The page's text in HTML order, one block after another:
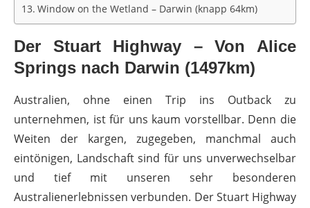
Window on the Wetland – Darwin (knapp 64km)
Der Stuart Highway – Von Alice
Springs nach Darwin (1497km)
Australien, ohne einen Trip ins Outback zu
unternehmen, ist für uns kaum vorstellbar. Denn die
Weiten der kargen, zugegeben, manchmal auch
eintönigen, Landschaft sind für uns unverwechselbar
und tief mit unseren sehr besonderen
Australienerlebnissen verbunden. Der Stuart Highway